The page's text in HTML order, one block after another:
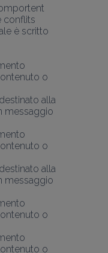
conflits
è scritto
o
alla
messaggio
o
alla
messaggio
o
o